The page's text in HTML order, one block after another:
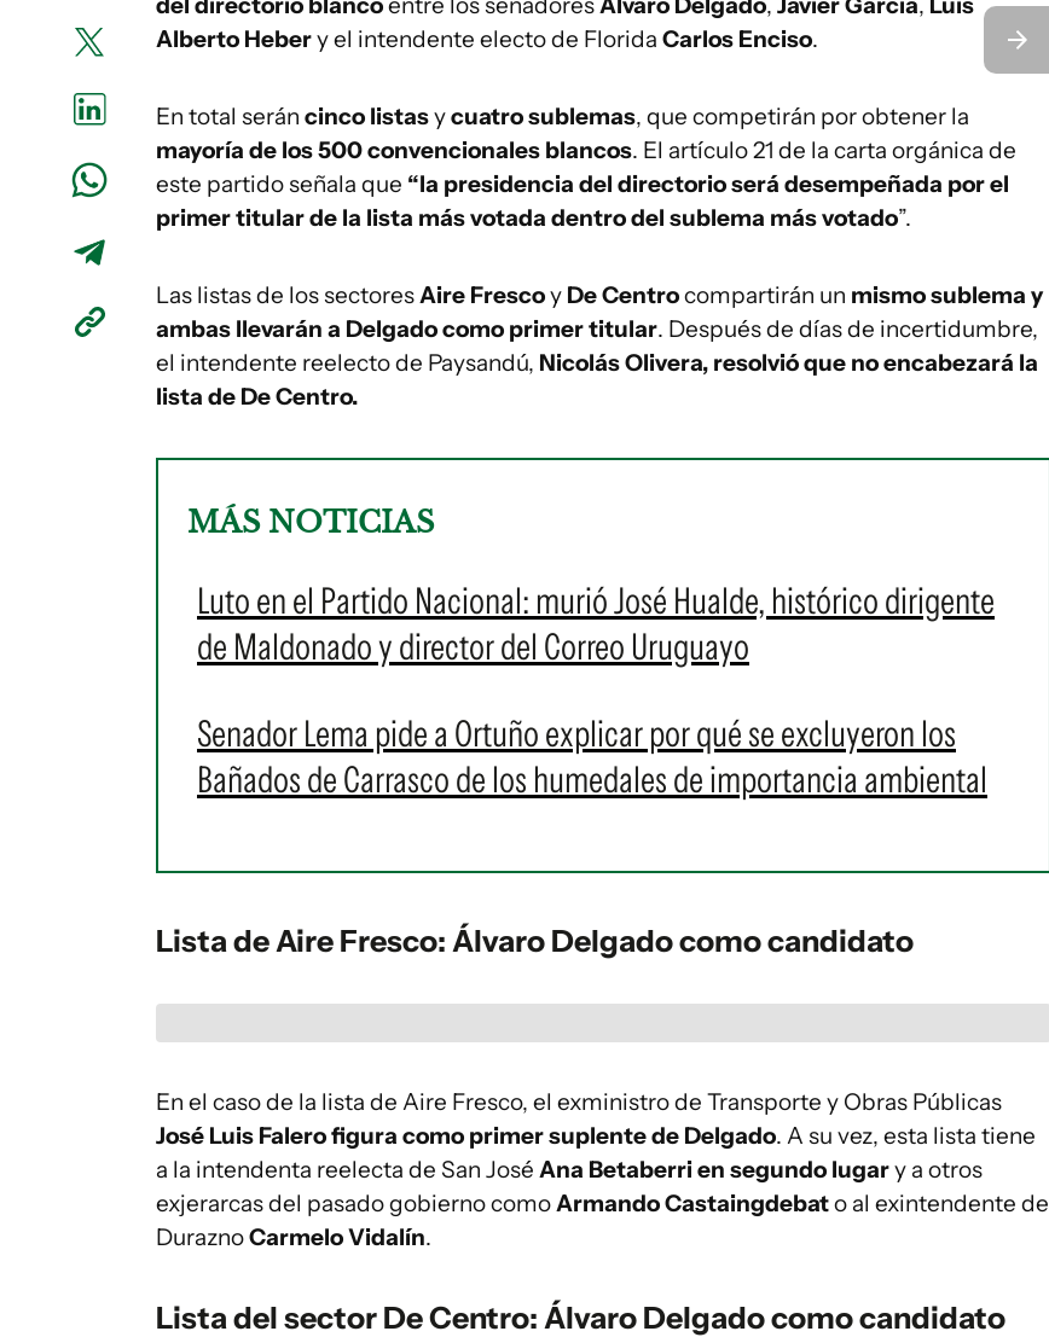
Alberto Hebery el intendente electo de Florida Carlos Enciso.
En total serán cinco listasycuatro sublemas, que competirán por obtener la
mayoría de los 500 convencionales blancos. El artículo 21 de la carta orgánica de
este partido señala que “la presidencia del directorio será desempeñada por el
primer titular de la lista más votada dentro del sublema más votado”.
Las listas de los sectoresAire Frescoy De Centrocompartirán un mismo sublema y
ambas llevarán a Delgado como primer titular. Después de días de incertidumbre,
el intendente reelecto de Paysandú, Nicolás Olivera, resolvió que no encabezará la
lista de De Centro.
MÁS NOTICIAS
Luto en el Partido Nacional: murió José Hualde, histórico dirigente
de Maldonado y director del Correo Uruguayo
Senador Lema pide a Ortuño explicar por qué se excluyeron los
Bañados de Carrasco de los humedales de importancia ambiental
Lista de Aire Fresco: Álvaro Delgado como candidato
En el caso de la lista de Aire Fresco, el exministro de Transporte y Obras Públicas
José Luis Falero figura como primer suplente de Delgado. A su vez, esta lista tiene
a la intendenta reelecta de San José Ana Betaberri en segundo lugary a otros
exjerarcas del pasado gobierno comoArmando Castaingdebato al exintendente de
DuraznoCarmelo Vidalín.
Lista del sector De Centro: Álvaro Delgado como candidato